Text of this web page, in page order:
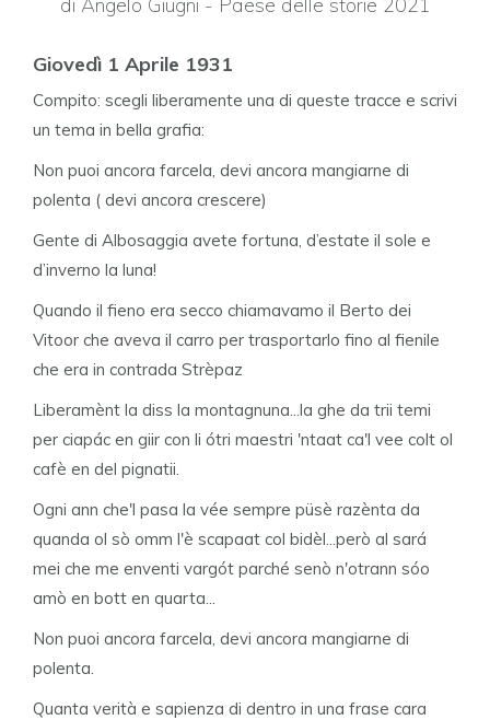
Giovedì 1 Aprile 1931
Compito: scegli liberamente una di queste tracce e scrivi
un tema in bella grafia:
Non puoi ancora farcela, devi ancora mangiarne di
polenta ( devi ancora crescere)
Gente di Albosaggia avete fortuna, d’estate il sole e
d’inverno la luna!
Quando il fieno era secco chiamavamo il Berto dei
Vitoor che aveva il carro per trasportarlo fino al fienile
che era in contrada Strèpaz
Liberamènt la diss la montagnuna...la ghe da trii temi
per ciapác en giir con li ótri maestri 'ntaat ca'l vee colt ol
cafè en del pignatii.
Ogni ann che'l pasa la vée sempre püsè razènta da
quanda ol sò omm l'è scapaat col bidèl...però al sará
mei che me enventi vargót parché senò n'otrann sóo
amò en bott en quarta...
Non puoi ancora farcela, devi ancora mangiarne di
polenta.
Quanta verità e sapienza di dentro in una frase cara